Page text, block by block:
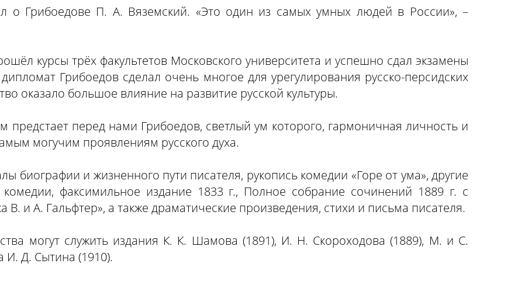
о Грибоедове П. А. Вяземский. «Это один из самых умных людей в России», –
курсы трёх факультетов Московского университета и успешно сдал экзамены
Грибоедов сделал очень многое для урегулирования русско-персидских
оказало большое влияние на развитие русской культуры.
предстает перед нами Грибоедов, светлый ум которого, гармоничная личность и
могучим проявлениям русского духа.
биографии и жизненного пути писателя, рукопись комедии «Горе от ума», другие
факсимильное издание 1833 г., Полное собрание сочинений 1889 г. с
и А. Гальфтер», а также драматические произведения, стихи и письма писателя.
могут служить издания К. К. Шамова (1891), И. Н. Скороходова (1889), М. и С.
И. Д. Сытина (1910).